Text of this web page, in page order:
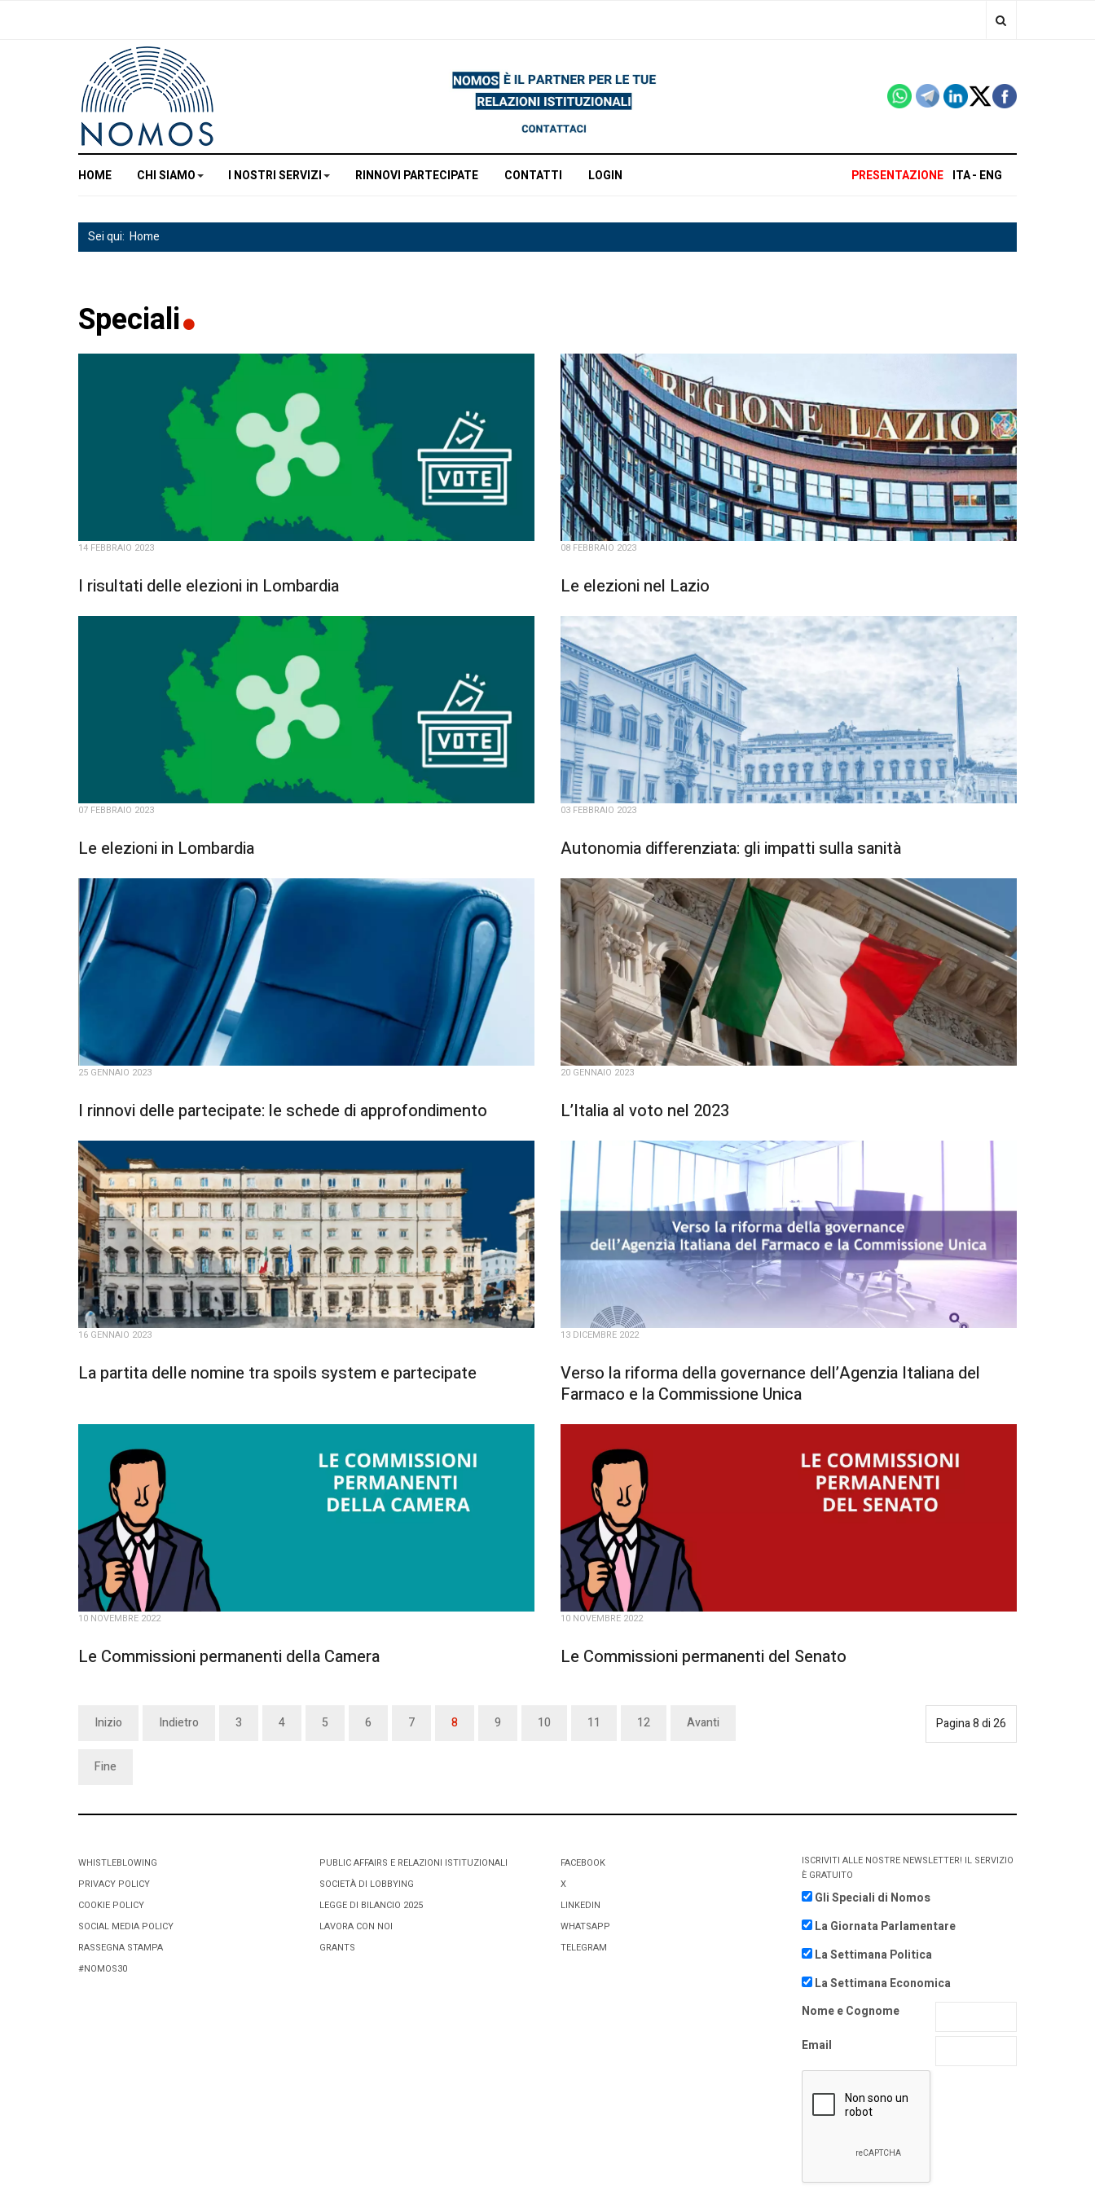
HOME CHI SIAMO I NOSTRI SERVIZI RINNOVI PARTECIPATE CONTATTI LOGIN PRESENTAZIONE ITA ENG
Sei qui: Home
Speciali
14 FEBBRAIO 2023
I risultati delle elezioni in Lombardia
08 FEBBRAIO 2023
Le elezioni nel Lazio
07 FEBBRAIO 2023
Le elezioni in Lombardia
03 FEBBRAIO 2023
Autonomia differenziata: gli impatti sulla sanità
25 GENNAIO 2023
I rinnovi delle partecipate: le schede di approfondimento
20 GENNAIO 2023
L’Italia al voto nel 2023
16 GENNAIO 2023
La partita delle nomine tra spoils system e partecipate
13 DICEMBRE 2022
Verso la riforma della governance dell’Agenzia Italiana del
Farmaco e la Commissione Unica
10 NOVEMBRE 2022
Le Commissioni permanenti della Camera
10 NOVEMBRE 2022
Le Commissioni permanenti del Senato
Pagina 8 di 26
Inizio Indietro 3 4 5 6 7 8 9 10 11 12 Avanti
Fine
WHISTLEBLOWING
PRIVACY POLICY
COOKIE POLICY
SOCIAL MEDIA POLICY
RASSEGNA STAMPA
#NOMOS30
PUBLIC AFFAIRS E RELAZIONI ISTITUZIONALI
SOCIETÀ DI LOBBYING
LEGGE DI BILANCIO 2025
LAVORA CON NOI
GRANTS
FACEBOOK
X
LINKEDIN
WHATSAPP
TELEGRAM
ISCRIVITI ALLE NOSTRE NEWSLETTER! IL SERVIZIO
È GRATUITO
Gli Speciali di Nomos
La Giornata Parlamentare
La Settimana Politica
La Settimana Economica
Nome e Cognome
Email